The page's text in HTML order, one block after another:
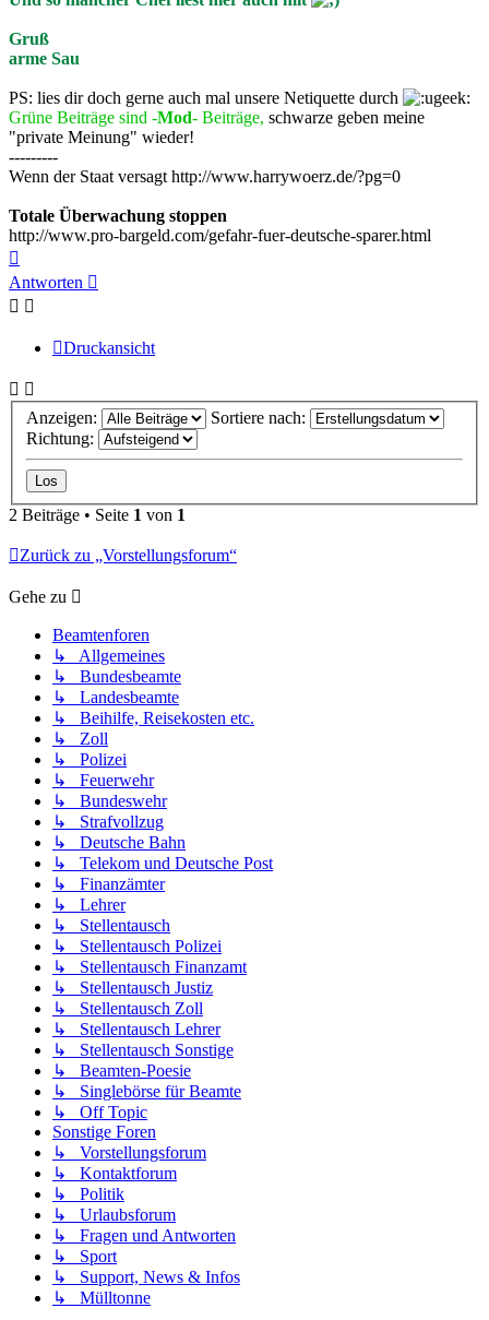
Gruß
arme Sau
PS: lies dir doch gerne auch mal unsere Netiquette durch
Grüne Beiträge sind -Mod- Beiträge, schwarze geben meine
"private Meinung" wieder!
---------
Wenn der Staat versagt http://www.harrywoerz.de/?pg=0
Totale Überwachung stoppen
http://www.pro-bargeld.com/gefahr-fuer-deutsche-sparer.html
oben
Antworten
Druckansicht
Anzeigen:
Sortiere nach:
Richtung:
2 Beiträge • Seite 1 von 1
Zurück zu „Vorstellungsforum“
Gehe zu
Beamtenforen
↳ Allgemeines
↳ Bundesbeamte
↳ Landesbeamte
↳ Beihilfe, Reisekosten etc.
↳ Zoll
↳ Polizei
↳ Feuerwehr
↳ Bundeswehr
↳ Strafvollzug
↳ Deutsche Bahn
↳ Telekom und Deutsche Post
↳ Finanzämter
↳ Lehrer
↳ Stellentausch
↳ Stellentausch Polizei
↳ Stellentausch Finanzamt
↳ Stellentausch Justiz
↳ Stellentausch Zoll
↳ Stellentausch Lehrer
↳ Stellentausch Sonstige
↳ Beamten-Poesie
↳ Singlebörse für Beamte
↳ Off Topic
Sonstige Foren
↳ Vorstellungsforum
↳ Kontaktforum
↳ Politik
↳ Urlaubsforum
↳ Fragen und Antworten
↳ Sport
↳ Support, News & Infos
↳ Mülltonne